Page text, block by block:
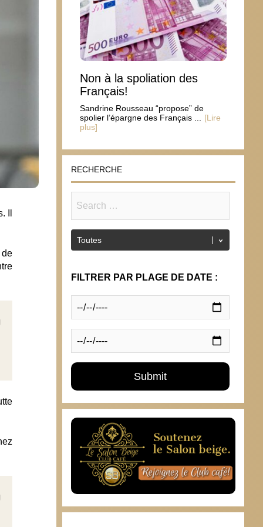
Il
de
Non à la spoliation des
Français!
Sandrine Rousseau “propose” de
spolier l’épargne des Français ...
[Lire
plus]
RECHERCHE
FILTRER PAR PLAGE DE DATE :